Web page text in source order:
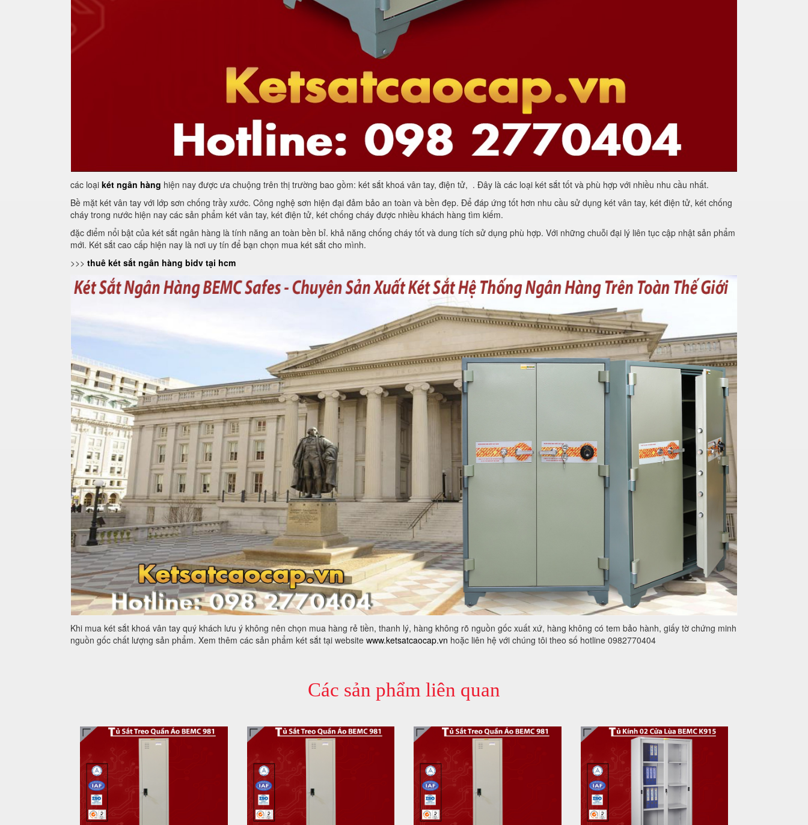
các loại két ngân hàng hiện nay được ưa chuộng trên thị trường bao gồm: két sắt khoá vân tay, điện tử, . Đây là các loại két sắt tốt và phù hợp với nhiều nhu cầu nhất.
Bề mặt két vân tay với lớp sơn chống trầy xước. Công nghệ sơn hiện đại đảm bảo an toàn và bền đẹp. Để đáp ứng tốt hơn nhu cầu sử dụng két vân tay, két điện tử, két chống
cháy trong nước hiện nay các sản phẩm két vân tay, két điện tử, két chống cháy được nhiều khách hàng tìm kiếm.
đặc điểm nổi bật của két sắt ngân hàng là tính năng an toàn bền bỉ. khả năng chống cháy tốt và dung tích sử dụng phù hợp. Với những chuỗi đại lý liên tục cập nhật sản phẩm
mới. Két sắt cao cấp hiện nay là nơi uy tín để bạn chọn mua két sắt cho mình.
>>> thuê két sắt ngân hàng bidv tại hcm
Khi mua két sắt khoá vân tay quý khách lưu ý không nên chọn mua hàng rẻ tiền, thanh lý, hàng không rõ nguồn gốc xuất xứ, hàng không có tem bảo hành, giấy tờ chứng minh
nguồn gốc chất lượng sản phẩm. Xem thêm các sản phẩm két sắt tại website www.ketsatcaocap.vn hoặc liên hệ với chúng tôi theo số hotline 0982770404
Các sản phẩm liên quan